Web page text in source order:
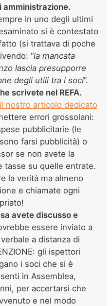
amministrazione.
in uno degli ultimi
si è contestato
(si trattava di poche
“la mancata
lascia presupporre
degli utili tra i soci”.
scrivete nel REFA.
nostro articolo dedicato
errori grossolani:
pubblicitarie (le
farsi pubblicità) o
se non avete la
tasse su quelle entrate.
la verità ma almeno
e chiamate ogni
avete discusso e
essere inviato a
a distanza di
gli ispettori
i soci che si è
in Assemblea,
per accertarsi che
e nel modo